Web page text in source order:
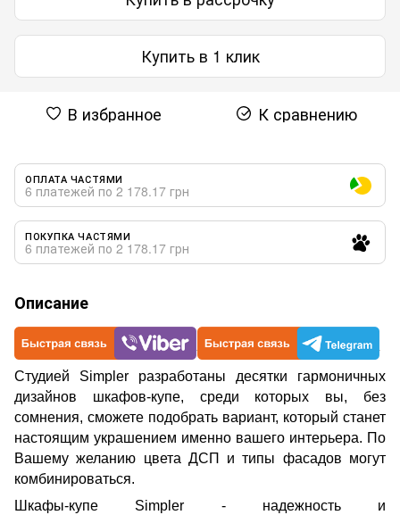
Купить в 1 клик
В избранное К сравнению
ОПЛАТА ЧАСТЯМИ
6 платежей по 2 178.17 грн
ПОКУПКА ЧАСТЯМИ
6 платежей по 2 178.17 грн
Описание
Cтудией Simpler разработаны десятки гармоничных
дизайнов шкафов-купе, среди которых вы, без
сомнения, сможете подобрать вариант, который станет
настоящим украшением именно вашего интерьера. По
Вашему желанию цвета ДСП и типы фасадов могут
комбинироваться.
Шкафы-купе Simpler - надежность и